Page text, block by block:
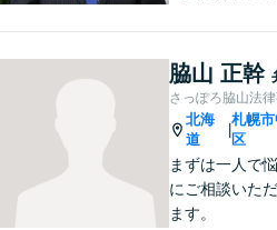
は離婚男女問
不動産問題・
札幌市内をは
様の法律問題
ます。ぜひ一
い。
脇山 正幹
さっぽろ脇山法
北海
道
|
札幌
区
まずは一人で
にご相談いた
ます。